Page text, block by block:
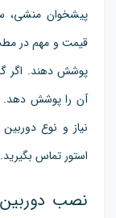
پیشخوان منشی،
قیمت و مهم در
پوشش دهند. اگر
آن را پوشش دهد.
نیاز و نوع
استور تماس بگیرید.
نصب